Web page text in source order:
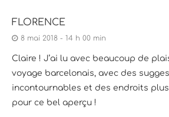
FLORENCE
8 mai 2018 - 14 h 00 min
Claire ! J’ai lu avec beaucoup de
voyage barcelonais, avec des
incontournables et des endroits
pour ce bel aperçu !